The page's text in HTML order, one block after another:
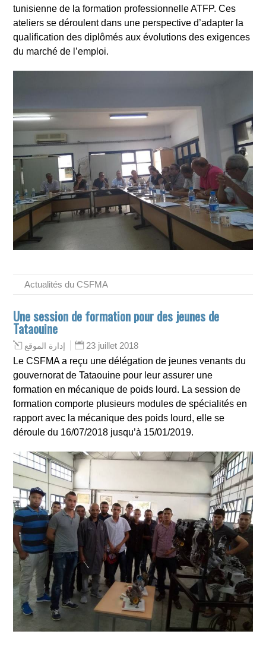
tunisienne de la formation professionnelle ATFP. Ces
ateliers se déroulent dans une perspective d’adapter la
qualification des diplômés aux évolutions des exigences
du marché de l’emploi.
Actualités du CSFMA
Une session de formation pour des jeunes de
Tataouine
إدارة الموقع
23 juillet 2018
Le CSFMA a reçu une délégation de jeunes venants du
gouvernorat de Tataouine pour leur assurer une
formation en mécanique de poids lourd. La session de
formation comporte plusieurs modules de spécialités en
rapport avec la mécanique des poids lourd, elle se
déroule du 16/07/2018 jusqu’à 15/01/2019.